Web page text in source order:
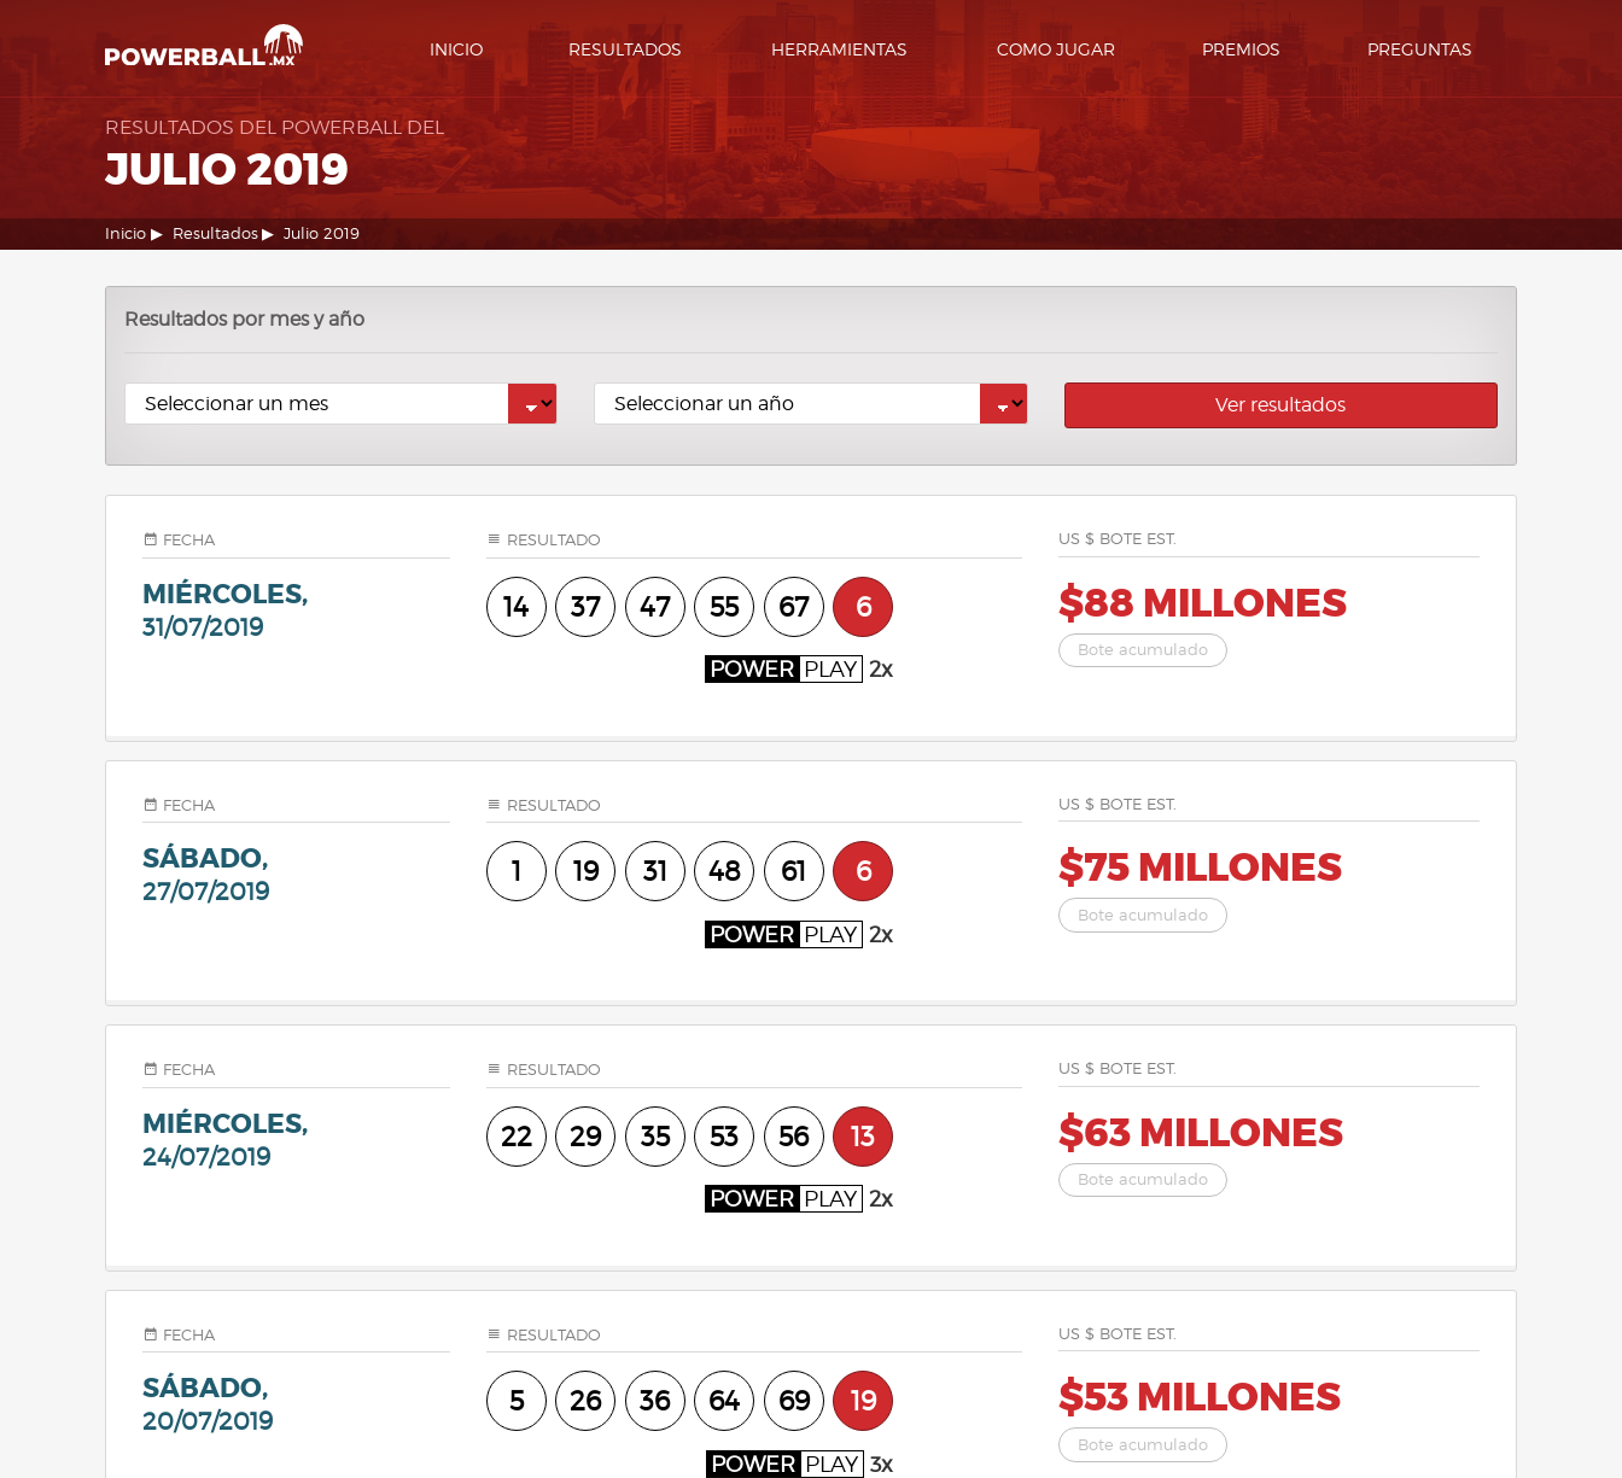
INICIO RESULTADOS HERRAMIENTAS COMO JUGAR PREMIOS PREGUNTAS
RESULTADOS DEL POWERBALL DEL
JULIO 2019
Inicio Resultados Julio 2019
Resultados por mes y año
Ver resultados
FECHA
MIÉRCOLES,
31/07/2019
RESULTADO
14 37 47 55 67 6
POWER PLAY 2x
US $ BOTE EST.
$88 MILLONES
Bote acumulado
FECHA
SÁBADO,
27/07/2019
RESULTADO
1 19 31 48 61 6
POWER PLAY 2x
US $ BOTE EST.
$75 MILLONES
Bote acumulado
FECHA
MIÉRCOLES,
24/07/2019
RESULTADO
22 29 35 53 56 13
POWER PLAY 2x
US $ BOTE EST.
$63 MILLONES
Bote acumulado
FECHA
SÁBADO,
20/07/2019
RESULTADO
5 26 36 64 69 19
POWER PLAY 3x
US $ BOTE EST.
$53 MILLONES
Bote acumulado